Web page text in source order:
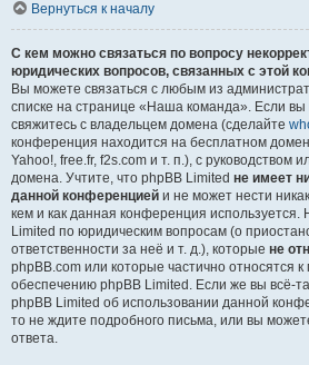
Вернуться к началу
С кем можно связаться по вопросу
юридических вопросов, связанных с этой
Вы можете связаться с любым из
списке на странице «Наша команда». Если вы
свяжитесь с владельцем домена (сделайте
конференция находится на бесплатном
Yahoo!, free.fr, f2s.com и т. п.), с руководством
домена. Учтите, что phpBB Limited не имеет
данной конференцией и не может нести
кем и как данная конференция
Limited по юридическим вопросам (о
ответственности за неё и т. д.), которые не
phpBB.com или которые частично относятся
обеспечению phpBB Limited. Если же вы всё-
phpBB Limited об использовании данной
то не ждите подробного письма, или вы
ответа.